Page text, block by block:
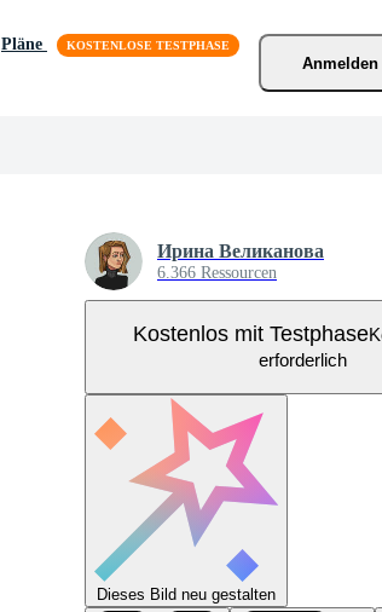
Pläne
Anmelden
Ирина Великанова
6.366 Ressourcen
Kostenlos mit Testphase
erforderlich
Dieses Bild neu gestalten